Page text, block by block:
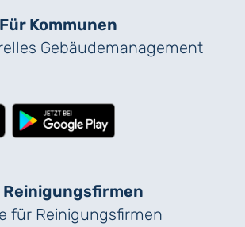
Für Kommunen
Gebäude­management
Reinigungs­firmen
für Reinigungs­firmen